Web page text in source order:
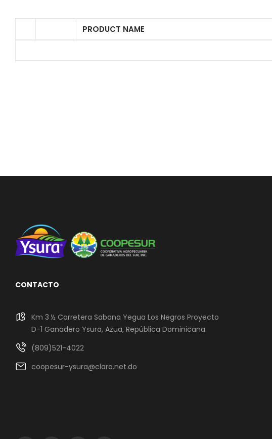
PRODUCT NAME
CONTACTO
Km 3 ½ Carretera Sabana Yegua Los Negros Proyecto
D-1 Ganadero Ysura, Azua, República Dominicana.
(809)521-4022
coopesur-ysura@claro.net.do